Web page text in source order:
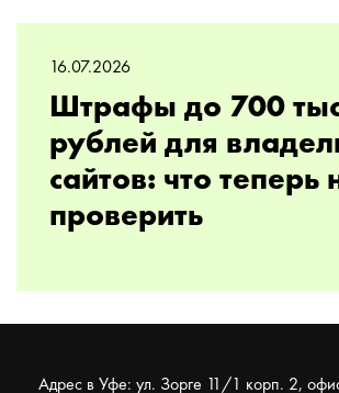
16.07.2026
Штрафы до 700
рублей для
сайтов: что теперь
проверить
Адрес в Уфе: ул. Зорге 11/1 корп. 2,